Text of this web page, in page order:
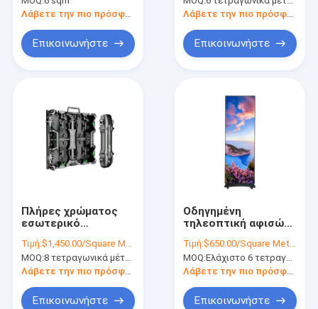
συγχρονισμού
Λάβετε την πιο πρόσφατη τιμή
Επικοινωνήστε
διαφάνεια 75%
Επικοινωνήστε
Πλήρες χρώματος
εσωτερικό
εσωτερικό στάδιο
επιδείξεων μητρών
επιτροπής
οδηγημένο P3.91
Τιμή:$1,450.00/Square Meters 8-49 Square Meters
MOQ:8 τετραγωνικά μέτρα
Λάβετε την πιο πρόσφατη τιμή
Επικοινωνήστε
Οδηγημένη
τηλεοπτική αφισών
192x640 οθόνη
επίδειξης σημείων
οδηγημένη συνήθεια
Τιμή:$650.00/Square Meters 1-4 Square Meters
MOQ:Ελάχιστο 6 τετραγωνικό μέτρο
Λάβετε την πιο πρόσφατη τιμή
Επικοινωνήστε